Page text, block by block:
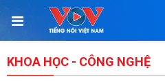
KHOA HỌC - CÔNG NGHỆ